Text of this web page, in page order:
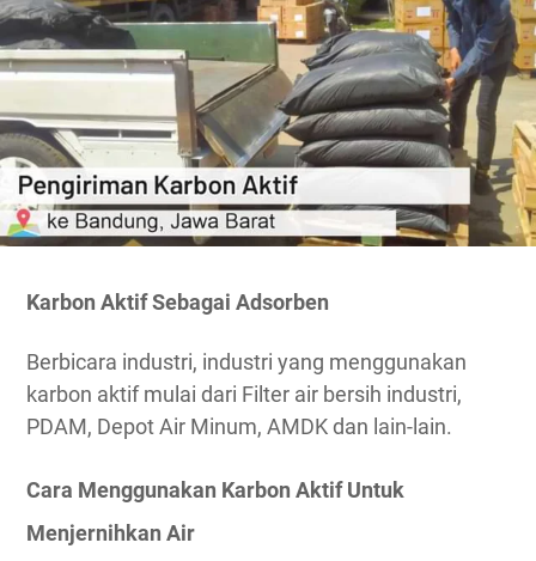
Karbon Aktif Sebagai Adsorben
Berbicara industri, industri yang menggunakan
karbon aktif mulai dari Filter air bersih industri,
PDAM, Depot Air Minum, AMDK dan lain-lain.
Cara Menggunakan Karbon Aktif Untuk
Menjernihkan Air